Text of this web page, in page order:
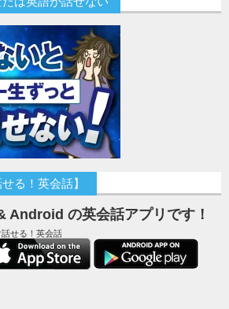
る！英会話】
の英会話アプリです！
話せる！英会話